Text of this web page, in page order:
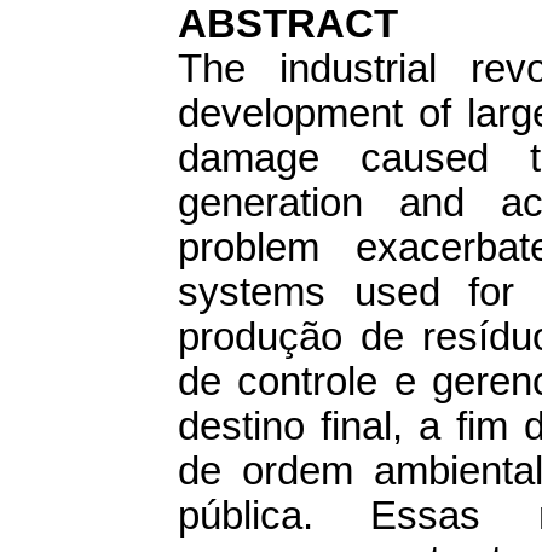
ABSTRACT
The industrial
development of
damage caused
generation and
problem
systems used for
produção de
de controle e
destino final, a fim
de ordem
pública. Essas